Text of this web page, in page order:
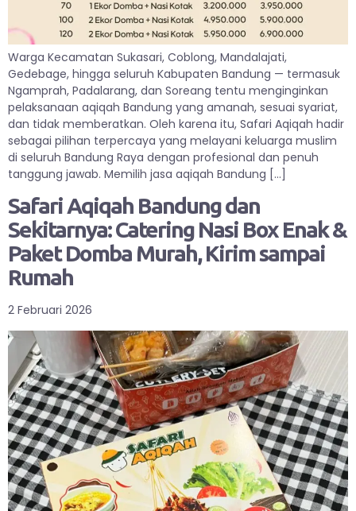
Warga Kecamatan Sukasari, Coblong, Mandalajati,
Gedebage, hingga seluruh Kabupaten Bandung — termasuk
Ngamprah, Padalarang, dan Soreang tentu menginginkan
pelaksanaan aqiqah Bandung yang amanah, sesuai syariat,
dan tidak memberatkan. Oleh karena itu, Safari Aqiqah hadir
sebagai pilihan terpercaya yang melayani keluarga muslim
di seluruh Bandung Raya dengan profesional dan penuh
tanggung jawab. Memilih jasa aqiqah Bandung […]
Safari Aqiqah Bandung dan
Sekitarnya: Catering Nasi Box Enak &
Paket Domba Murah, Kirim sampai
Rumah
2 Februari 2026